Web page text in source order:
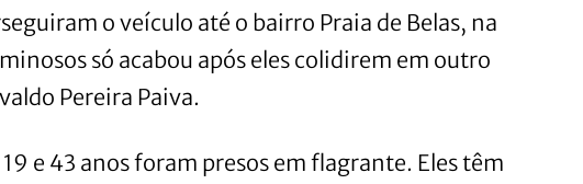
o veículo até o bairro Praia de Belas, na
só acabou após eles colidirem em outro
Pereira Paiva.
e 43 anos foram presos em flagrante. Eles têm